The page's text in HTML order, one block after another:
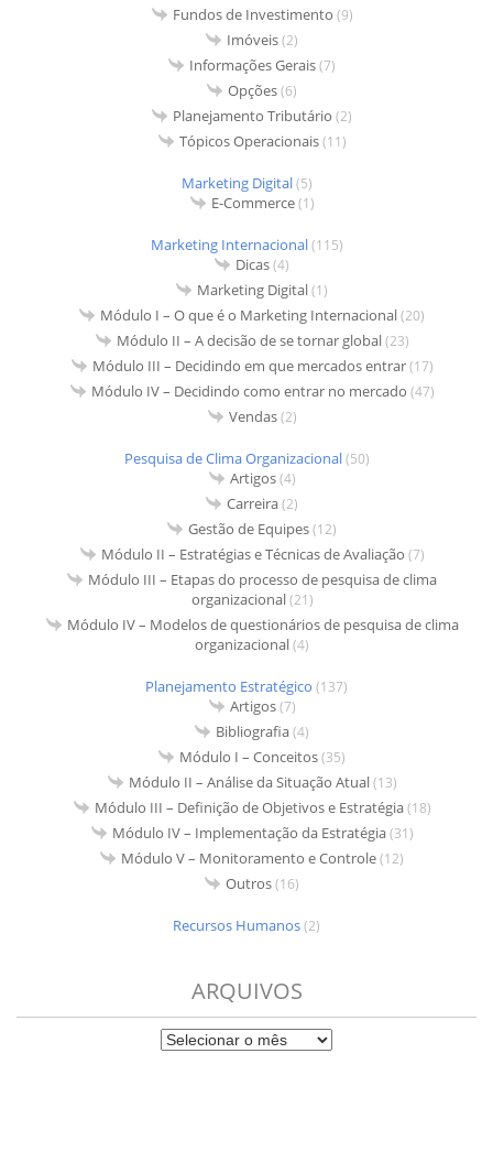
Fundos de Investimento (9)
Imóveis(2)
Informações Gerais(7)
Opções(6)
Planejamento Tributário (2)
Tópicos Operacionais(11)
Marketing Digital(5)
E-Commerce(1)
Marketing Internacional(115)
Dicas(4)
Marketing Digital(1)
Módulo I – O que é o Marketing Internacional(20)
Módulo II – A decisão de se tornar global(23)
Módulo III – Decidindo em que mercados entrar(17)
Módulo IV – Decidindo como entrar no mercado (47)
Vendas(2)
Pesquisa de Clima Organizacional(50)
Artigos(4)
Carreira(2)
Gestão de Equipes(12)
Módulo II – Estratégias e Técnicas de Avaliação (7)
Módulo III – Etapas do processo de pesquisa de clima
organizacional(21)
Módulo IV – Modelos de questionários de pesquisa de clima
organizacional(4)
Planejamento Estratégico (137)
Artigos(7)
Bibliografia(4)
Módulo I – Conceitos(35)
Módulo II – Análise da Situação Atual(13)
Módulo III – Definição de Objetivos e Estratégia(18)
Módulo IV – Implementação da Estratégia(31)
Módulo V – Monitoramento e Controle(12)
Outros(16)
Recursos Humanos(2)
ARQUIVOS